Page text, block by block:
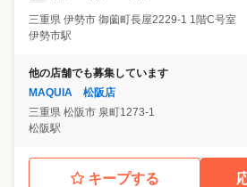
三重県 伊勢市 御薗町長屋2229-1 1階C号室
伊勢市駅
他の店舗でも募集しています
MAQUIA 松阪店
三重県 松阪市 泉町1273-1
松阪駅
キープする